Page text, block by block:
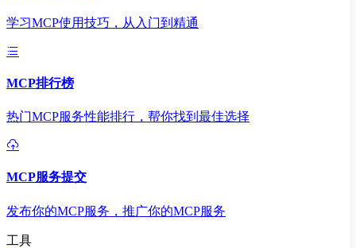
学习MCP使用技巧，从入门到精通
MCP排行榜
热门MCP服务性能排行，帮你找到最佳选择
MCP服务提交
发布你的MCP服务，推广你的MCP服务
工具